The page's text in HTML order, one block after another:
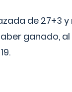
de 27+3
ganado,